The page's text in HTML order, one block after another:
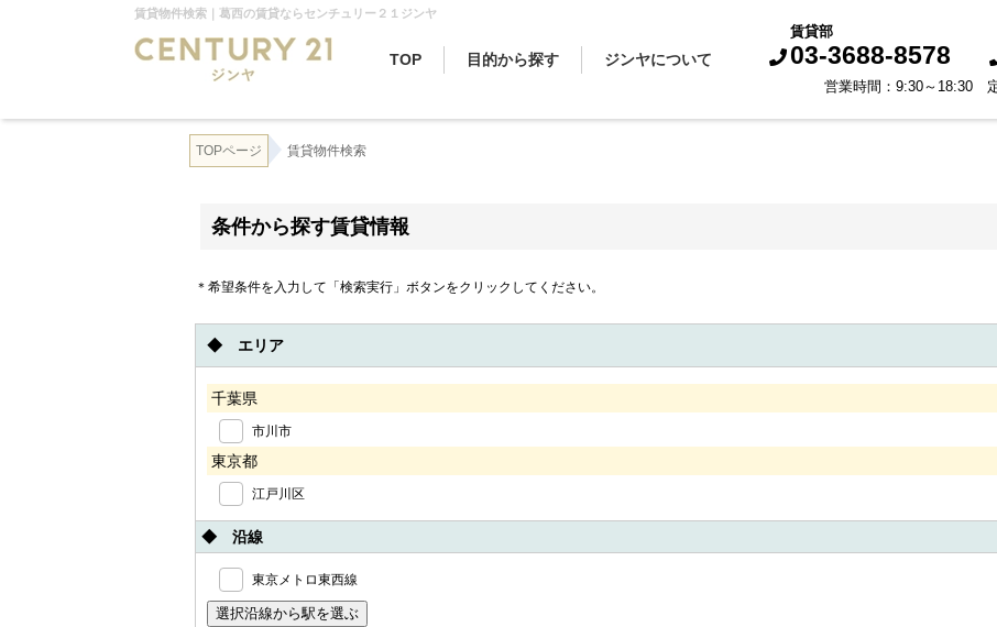
賃貸物件検索｜葛西の賃貸ならセンチュリー２１ジンヤ
TOP 目的から探す ジンヤについて
賃貸部
03-3688-8578
営業時間：9:30～18:30
TOPページ 賃貸物件検索
条件から探す賃貸情報
＊希望条件を入力して「検索実行」ボタンをクリックしてください。
◆ エリア
千葉県
市川市
東京都
江戸川区
◆ 沿線
東京メトロ東西線